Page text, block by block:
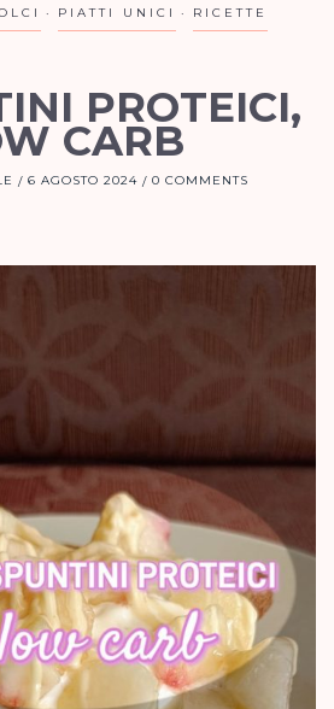
PIATTI UNICI RICETTE
PROTEICI,
CARB
6 AGOSTO 2024 0 COMMENTS